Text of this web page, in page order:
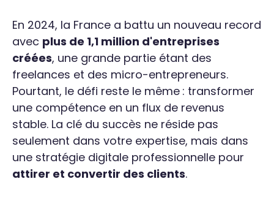
En 2024, la France a battu un nouveau record
avec plus de 1,1 million d'entreprises
créées, une grande partie étant des
freelances et des micro-entrepreneurs.
Pourtant, le défi reste le même : transformer
une compétence en un flux de revenus
stable. La clé du succès ne réside pas
seulement dans votre expertise, mais dans
une stratégie digitale professionnelle pour
attirer et convertir des clients.